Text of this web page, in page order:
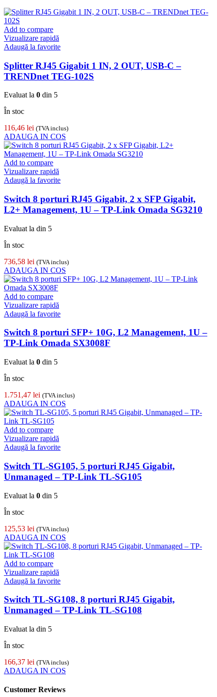
Add to compare
Vizualizare rapidă
Adaugă la favorite
Splitter RJ45 Gigabit 1 IN, 2 OUT, USB-C –
TRENDnet TEG-102S
Evaluat la 0 din 5
În stoc
116,46 lei (TVA inclus)
ADAUGA IN COS
Add to compare
Vizualizare rapidă
Adaugă la favorite
Switch 8 porturi RJ45 Gigabit, 2 x SFP Gigabit,
L2+ Management, 1U – TP-Link Omada SG3210
Evaluat la din 5
În stoc
736,58 lei (TVA inclus)
ADAUGA IN COS
Add to compare
Vizualizare rapidă
Adaugă la favorite
Switch 8 porturi SFP+ 10G, L2 Management, 1U –
TP-Link Omada SX3008F
Evaluat la 0 din 5
În stoc
1.751,47 lei (TVA inclus)
ADAUGA IN COS
Add to compare
Vizualizare rapidă
Adaugă la favorite
Switch TL-SG105, 5 porturi RJ45 Gigabit,
Unmanaged – TP-Link TL-SG105
Evaluat la 0 din 5
În stoc
125,53 lei (TVA inclus)
ADAUGA IN COS
Add to compare
Vizualizare rapidă
Adaugă la favorite
Switch TL-SG108, 8 porturi RJ45 Gigabit,
Unmanaged – TP-Link TL-SG108
Evaluat la din 5
În stoc
166,37 lei (TVA inclus)
ADAUGA IN COS
Customer Reviews